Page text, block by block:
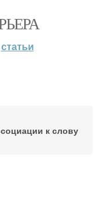
статьи
к слову